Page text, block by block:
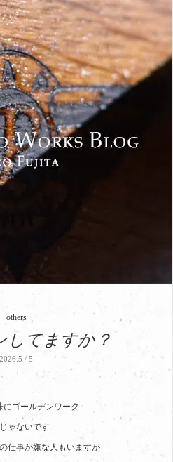
others
してますか？
2026.5 / 5
にゴールデンワーク
ゃないです
仕事が嫌な人もいますが